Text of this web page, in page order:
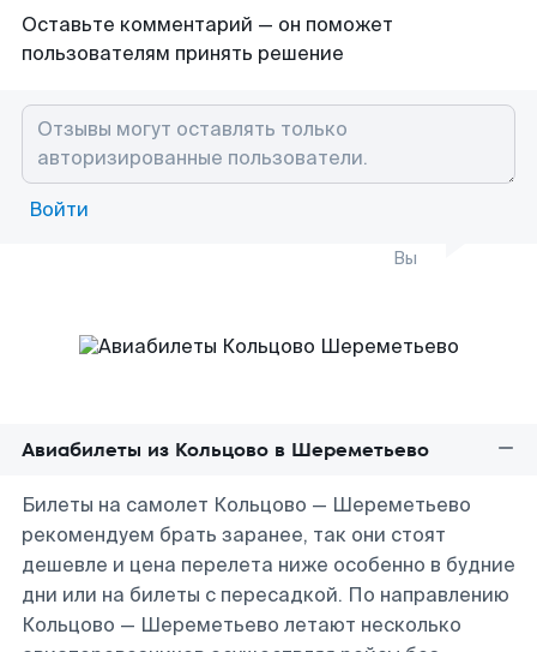
Оставьте комментарий — он поможет
пользователям принять решение
Войти
Вы
Авиабилеты из Кольцово в Шереметьево
Билеты на самолет Кольцово — Шереметьево
рекомендуем брать заранее, так они стоят
дешевле и цена перелета ниже особенно в будние
дни или на билеты с пересадкой. По направлению
Кольцово — Шереметьево летают несколько